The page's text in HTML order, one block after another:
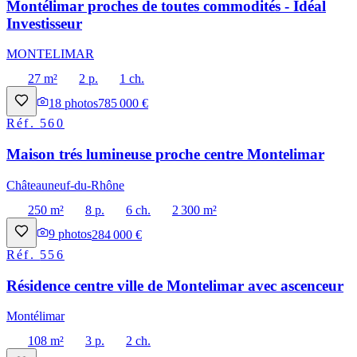
Montélimar proches de toutes commodités - Idéal
Investisseur
MONTELIMAR
27 m²
2 p.
1 ch.
18 photos785 000 €
Réf. 560
Maison trés lumineuse proche centre Montelimar
Châteauneuf-du-Rhône
250 m²
8 p. 6 ch.
2 300 m²
9 photos284 000 €
Réf. 556
Résidence centre ville de Montelimar avec ascenceur
Montélimar
108 m²
3 p. 2 ch.